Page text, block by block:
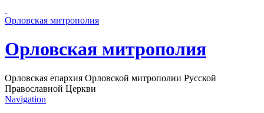
Орловская митрополия
Орловская митрополия
Орловская епархия Орловской митрополии Русской
Православной Церкви
Navigation